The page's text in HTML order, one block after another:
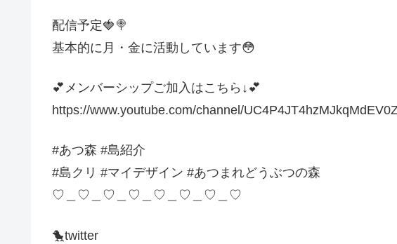
配信予定🍓🍭
基本的に月・金に活動しています😳
💕メンバーシップご加入はこちら↓💕
https://www.youtube.com/channel/
#あつ森 #島紹介
#島クリ #マイデザイン #あつまれどうぶつの森
♡＿♡＿♡＿♡＿♡＿♡＿♡＿♡
🐤twitter